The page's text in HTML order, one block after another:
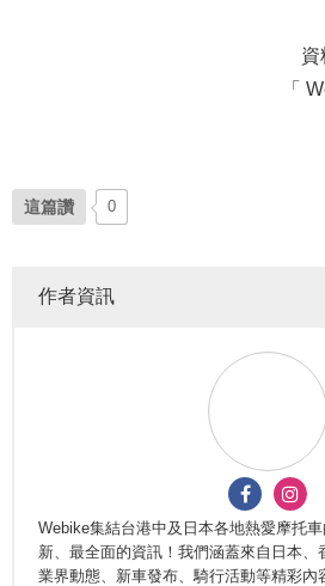
資
「
這篇讚 0
作者資訊
Webike集結台港中及日本各地熱愛摩托
新、最全面的資訊！我們涵蓋來自日本、
業界動態、新車發布、騎行活動等精彩內